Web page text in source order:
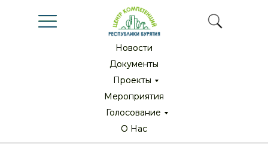
Новости
Новости
Документы
Документы
Мероприятия
Мероприятия
Проекты
Проекты
О Нас
О Нас
Голосование
Голосование